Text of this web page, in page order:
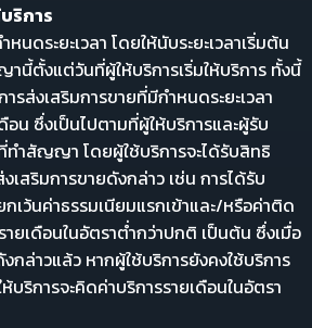
ริการ
ยะเวลา โดยให้นับระยะเวลาเริ่มต้น
นี้ตั้งแต่วันที่ผู้ให้บริการเริ่มให้บริการ ทั้งนี้
รส่งเสริมการขายที่มีกำหนดระยะเวลา
อน ซึ่งเป็นไปตามที่ผู้ให้บริการและผู้รับ
ำสัญญา โดยผู้ใช้บริการจะได้รับสิทธิ
เสริมการขายดังกล่าว เช่น การได้รับ
เว้นค่าธรรมเนียมแรกเข้าและ/หรือค่าติด
ายเดือนในอัตราต่ำกว่าปกติ เป็นต้น ซึ่งเมื่อ
กล่าวแล้ว หากผู้ใช้บริการยังคงใช้บริการ
ริการจะคิดค่าบริการรายเดือนในอัตรา